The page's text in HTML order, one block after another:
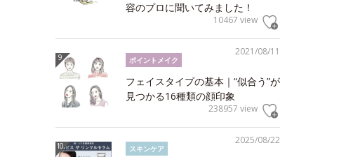
容のプロに聞いてみました！
10467 view
2021/08/11
ポイントメイク
フェイスタイプの基本｜“似合う”が
見つかる16種類の顔印象
238957 view
2025/08/22
スキンケア